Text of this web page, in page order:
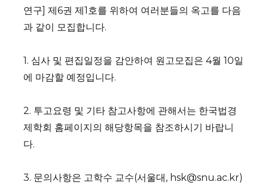
연구] 제6권 제1호를 위하여 여러분들의 옥고를 다음
과 같이 모집합니다.
1. 심사 및 편집일정을 감안하여 원고모집은 4월 10일
에 마감할 예정입니다.
2. 투고요령 및 기타 참고사항에 관해서는 한국법경
제학회 홈페이지의 해당항목을 참조하시기 바랍니
다.
3. 문의사항은 고학수 교수(서울대, hsk@snu.ac.kr)